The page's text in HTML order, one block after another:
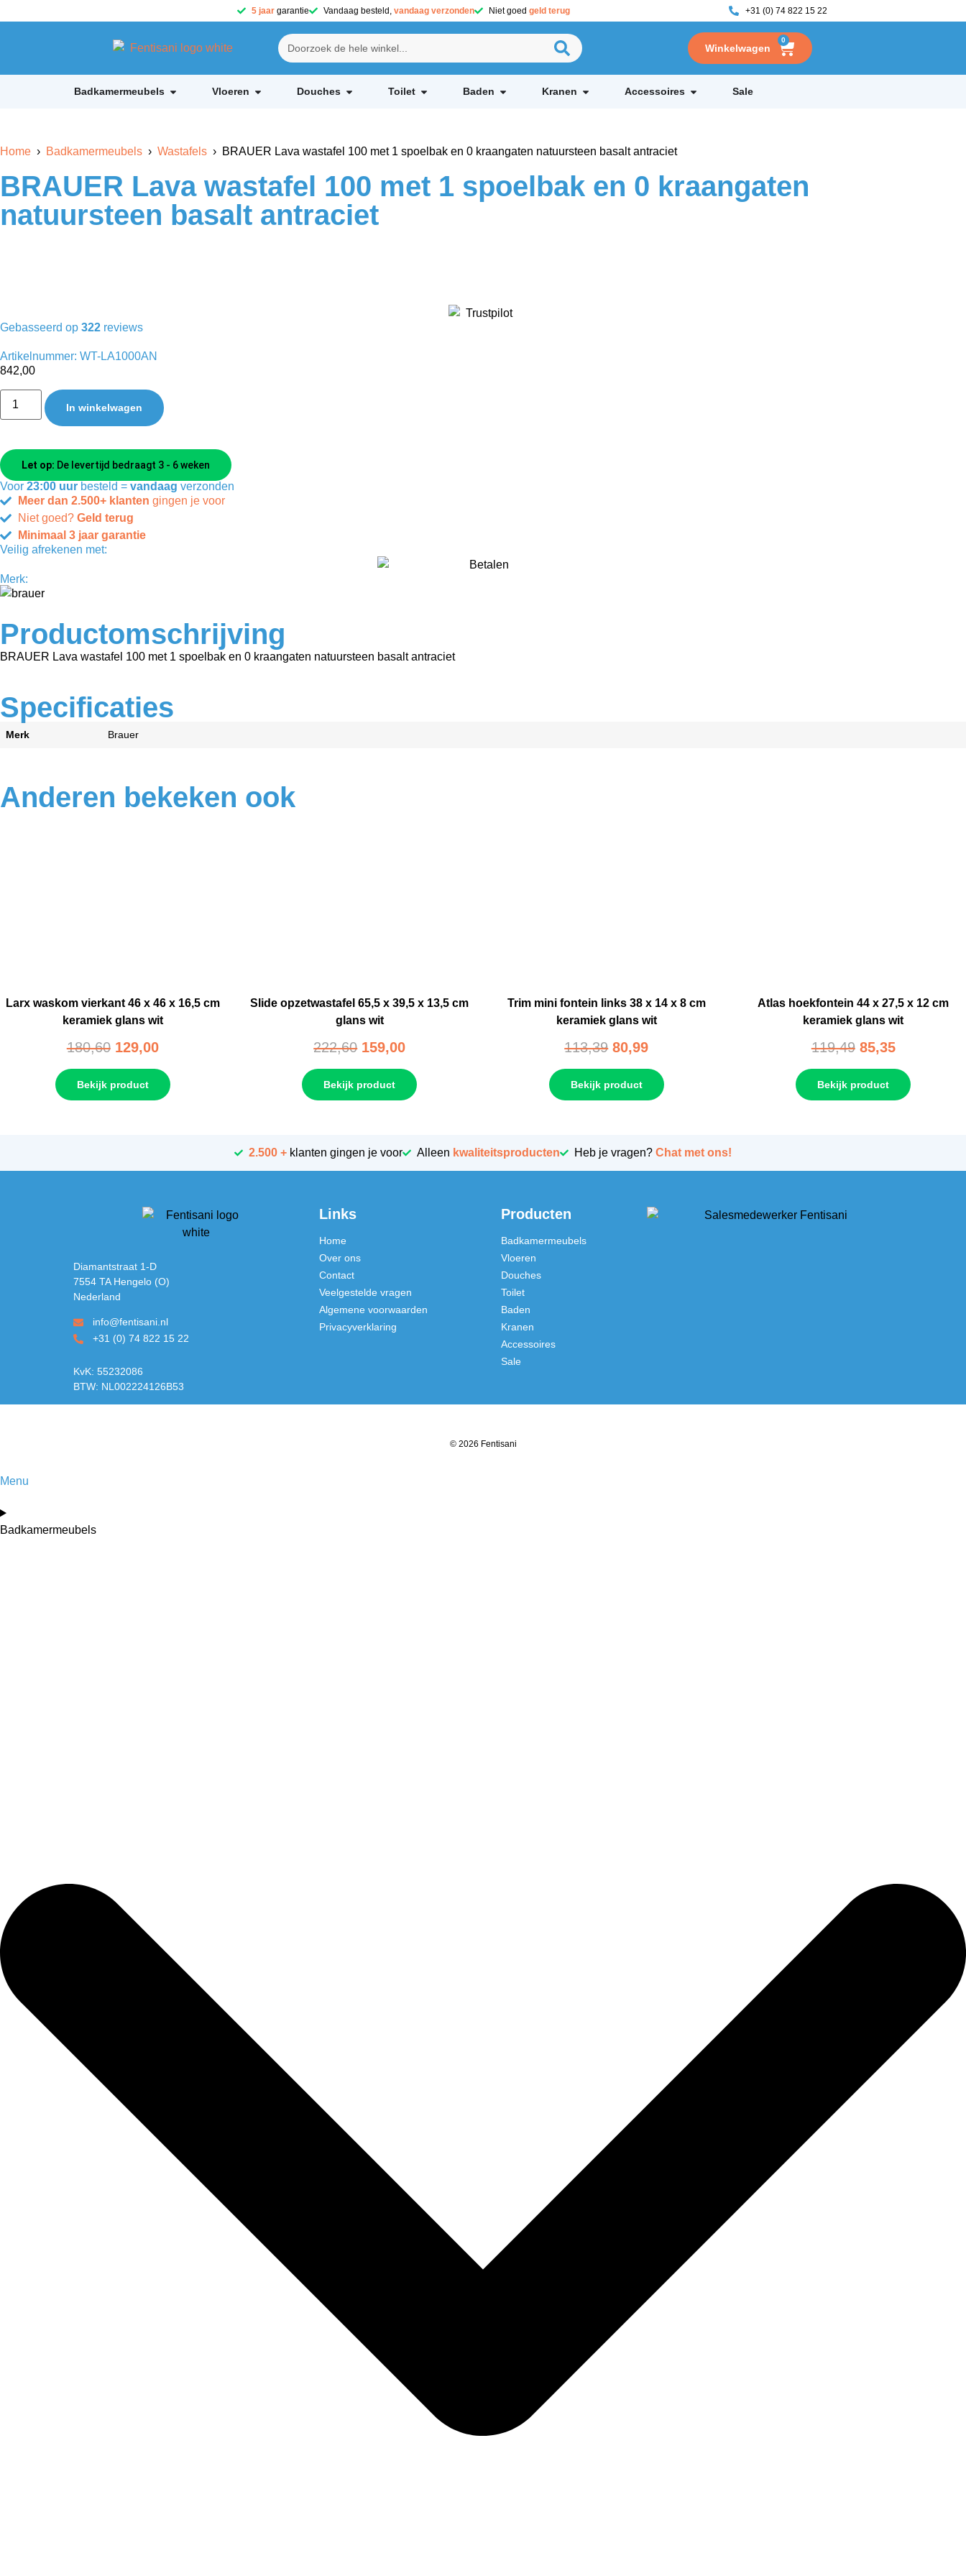
5 jaar garantie Vandaag besteld, vandaag verzonden Niet goed geld terug +31 (0) 74 822 15 22
0
Badkamermeubels Vloeren Douches Toilet Baden Kranen Accessoires Sale
Home › Badkamermeubels › Wastafels › BRAUER Lava wastafel 100 met 1 spoelbak en 0 kraangaten natuursteen basalt antraciet
BRAUER Lava wastafel 100 met 1 spoelbak en 0 kraangaten
natuursteen basalt antraciet
Gebasseerd op 322 reviews
Artikelnummer: WT-LA1000AN
842,00
In winkelwagen
Let op: De levertijd bedraagt 3 - 6 weken
Voor 23:00 uur besteld = vandaag verzonden
Meer dan 2.500+ klanten gingen je voor
Niet goed? Geld terug
Minimaal 3 jaar garantie
Veilig afrekenen met:
Merk:
Productomschrijving
BRAUER Lava wastafel 100 met 1 spoelbak en 0 kraangaten natuursteen basalt antraciet
Specificaties
Merk Brauer
Anderen bekeken ook
Larx waskom vierkant 46 x 46 x 16,5 cm
keramiek glans wit
180,60 129,00
Bekijk product
Slide opzetwastafel 65,5 x 39,5 x 13,5 cm
glans wit
222,60 159,00
Bekijk product
Trim mini fontein links 38 x 14 x 8 cm
keramiek glans wit
113,39 80,99
Bekijk product
Atlas hoekfontein 44 x 27,5 x 12 cm
keramiek glans wit
119,49 85,35
Bekijk product
2.500 + klanten gingen je voor Alleen kwaliteitsproducten Heb je vragen? Chat met ons!
Diamantstraat 1-D
7554 TA Hengelo (O)
Nederland
info@fentisani.nl
+31 (0) 74 822 15 22
KvK: 55232086
BTW: NL002224126B53
Links
Home
Over ons
Contact
Veelgestelde vragen
Algemene voorwaarden
Privacyverklaring
Producten
Badkamermeubels
Vloeren
Douches
Toilet
Baden
Kranen
Accessoires
Sale
© 2026 Fentisani
Menu
Badkamermeubels